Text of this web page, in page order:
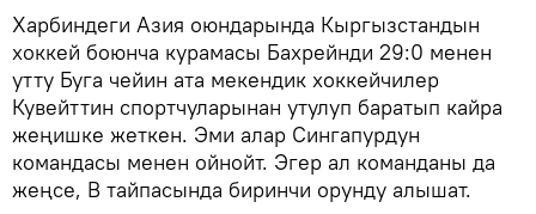
Харбиндеги Азия оюндарында Кыргызстандын
хоккей боюнча курамасы Бахрейнди 29:0 менен
утту Буга чейин ата мекендик хоккейчилер
Кувейттин спортчуларынан утулуп баратып кайра
жеңишке жеткен. Эми алар Сингапурдун
командасы менен ойнойт. Эгер ал команданы да
жеңсе, В тайпасында биринчи орунду алышат.